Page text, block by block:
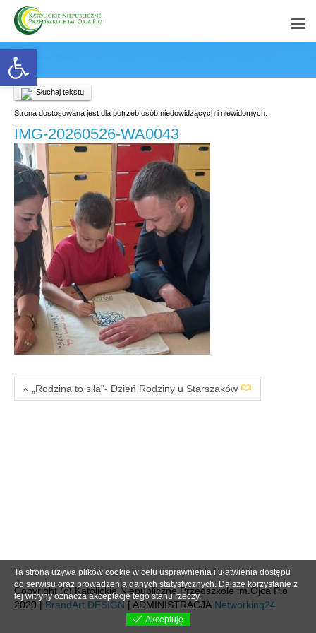
Open toolbar
Słuchaj tekstu
Strona dostosowana jest dla potrzeb osób niedowidzących i niewidomych.
IMG-20260526-WA0043
« „Rodzina to siła”- Dzień Rodziny u Starszaków
Copyright (c) Katolickie Niepubliczne Przedszkole im.Ojca Pio
2020 | BrandArt DESIGN | ADMINISTRACJA Networking24
Ta strona używa plików cookie w celu usprawnienia i ułatwienia dostępu
do serwisu oraz prowadzenia danych statystycznych. Dalsze korzystanie z
tej witryny oznacza akceptację tego stanu rzeczy.
Akceptuję